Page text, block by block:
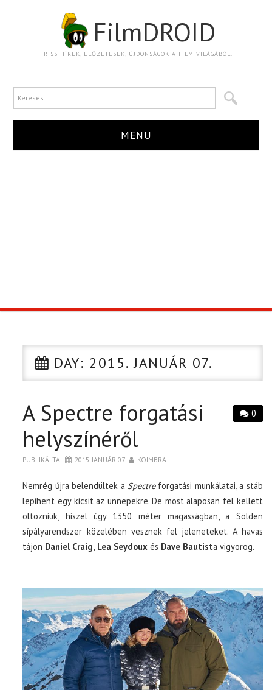
FilmDROID
FRISS HÍREK, ELŐZETESEK, ÚJDONSÁGOK A FILM VILÁGÁBÓL.
MENU
CIKK
PÓLÓ RENDELÉS
DAY: 2015. JANUÁR 07.
0
A Spectre forgatási
helyszínéről
PUBLIKÁLTA 2015. JANUÁR 07. KOIMBRA
Nemrég újra belendültek a Spectreforgatási munkálatai, a stáb
lepihent egy kicsit az ünnepekre. De most alaposan fel kellett
öltözniük, hiszel úgy 1350 méter magasságban, a Sölden
sípályarendszer közelében vesznek fel jeleneteket. A havas
tájon Daniel Craig, Lea Seydoux és Dave Bautista vigyorog.